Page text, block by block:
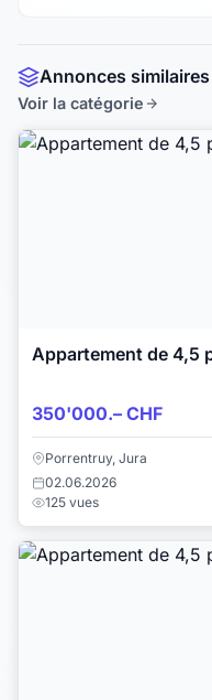
Annonces similaires
Voir la catégorie
Appartement de 4,5
350'000.– CHF
Porrentruy, Jura
02.06.2026
125 vues